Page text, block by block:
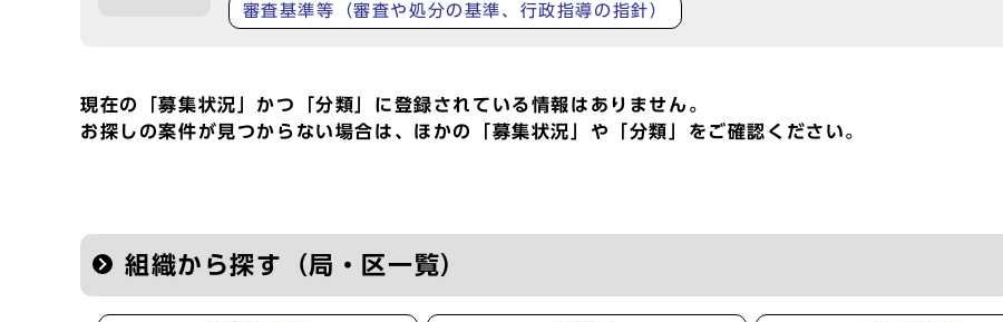
審査基準等（審査や処分の基準、行政指導の指針）
現在の「募集状況」かつ「分類」に登録されている情報はありません。
お探しの案件が見つからない場合は、ほかの「募集状況」や「分類」をご確認ください。
組織から探す（局・区一覧）